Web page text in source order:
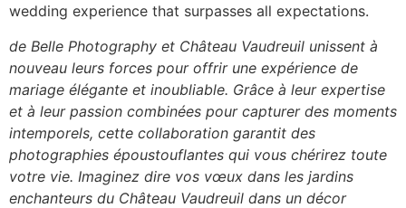
wedding experience that surpasses all expectations.
de Belle Photography et Château Vaudreuil unissent à
nouveau leurs forces pour offrir une expérience de
mariage élégante et inoubliable. Grâce à leur expertise
et à leur passion combinées pour capturer des moments
intemporels, cette collaboration garantit des
photographies époustouflantes qui vous chérirez toute
votre vie. Imaginez dire vos vœux dans les jardins
enchanteurs du Château Vaudreuil dans un décor